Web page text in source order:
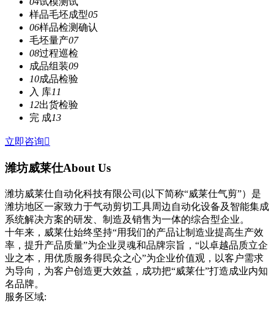
样品毛坯成型05
06样品检测确认
毛坯量产07
08过程巡检
成品组装09
10成品检验
入 库11
12出货检验
完 成13
立即咨询
潍坊威莱仕About Us
潍坊威莱仕自动化科技有限公司(以下简称“威莱仕气剪”）是
潍坊地区一家致力于气动剪切工具周边自动化设备及智能集成
系统解决方案的研发、制造及销售为一体的综合型企业。
十年来，威莱仕始终坚持“用我们的产品让制造业提高生产效
率，提升产品质量”为企业灵魂和品牌宗旨，“以卓越品质立企
业之本，用优质服务得民众之心”为企业价值观，以客户需求
为导向，为客户创造更大效益，成功把“威莱仕”打造成业内知
名品牌。
服务区域: